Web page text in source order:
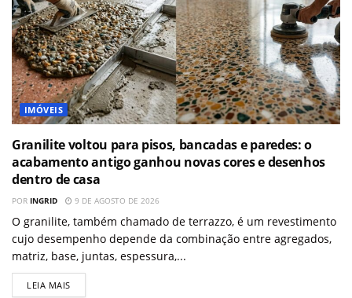
IMÓVEIS
Granilite voltou para pisos, bancadas e paredes: o
acabamento antigo ganhou novas cores e desenhos
dentro de casa
POR INGRID 9 DE AGOSTO DE 2026
O granilite, também chamado de terrazzo, é um revestimento
cujo desempenho depende da combinação entre agregados,
matriz, base, juntas, espessura,...
LEIA MAIS